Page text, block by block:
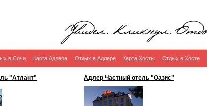
в Сочи Карта Адлера Отдых в Адлере Карта Хосты Отдых в Хосте
"Атлант" Адлер Частный отель "Оазис"